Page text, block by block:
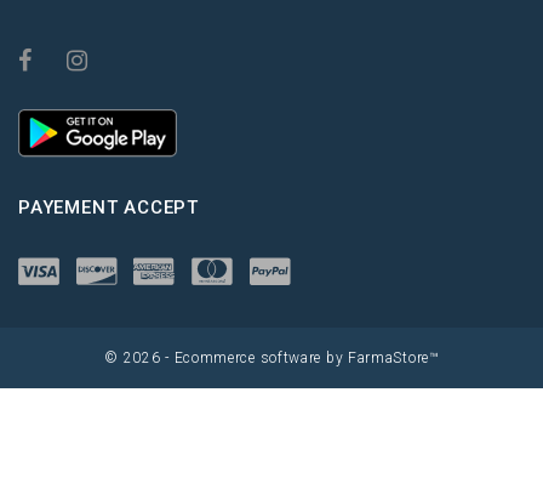
PAYEMENT ACCEPT
© 2026 - Ecommerce software by FarmaStore™